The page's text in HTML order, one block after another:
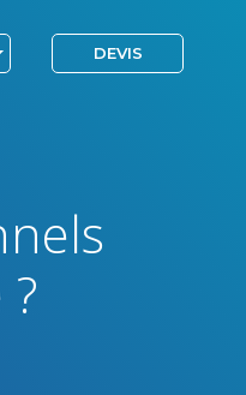
DEVIS